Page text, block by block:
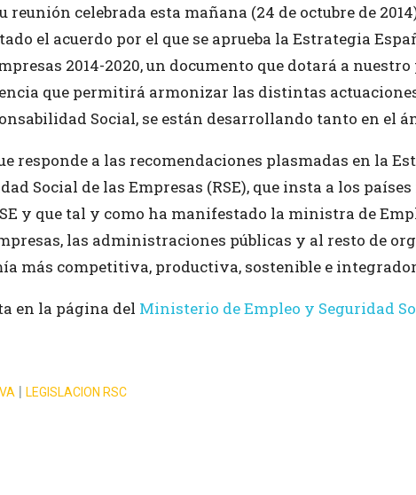
reunión celebrada esta mañana (24 de octubre de
el acuerdo por el que se aprueba la Estrategia
2014-2020, un documento que dotará a
que permitirá armonizar las distintas
Social, se están desarrollando tanto en el
responde a las recomendaciones plasmadas en la
Social de las Empresas (RSE), que insta a los
y que tal y como ha manifestado la ministra de
las administraciones públicas y al resto de
más competitiva, productiva, sostenible e
en la página del Ministerio de Empleo y Seguridad
| LEGISLACION RSC